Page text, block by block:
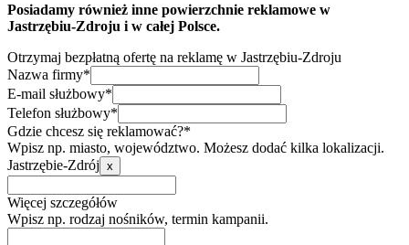
Posiadamy również inne powierzchnie reklamowe w
Jastrzębiu-Zdroju i w całej Polsce.
Otrzymaj bezpłatną ofertę na reklamę w Jastrzębiu-Zdroju
Nazwa firmy*
E-mail służbowy*
Telefon służbowy*
Gdzie chcesz się reklamować?*
Wpisz np. miasto, województwo. Możesz dodać kilka lokalizacji.
Jastrzębie-Zdrój x
Więcej szczegółów
Wpisz np. rodzaj nośników, termin kampanii.